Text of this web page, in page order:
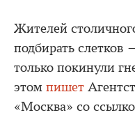
Жителей
подбирать
только покинули
этом пишет
«Москва» со